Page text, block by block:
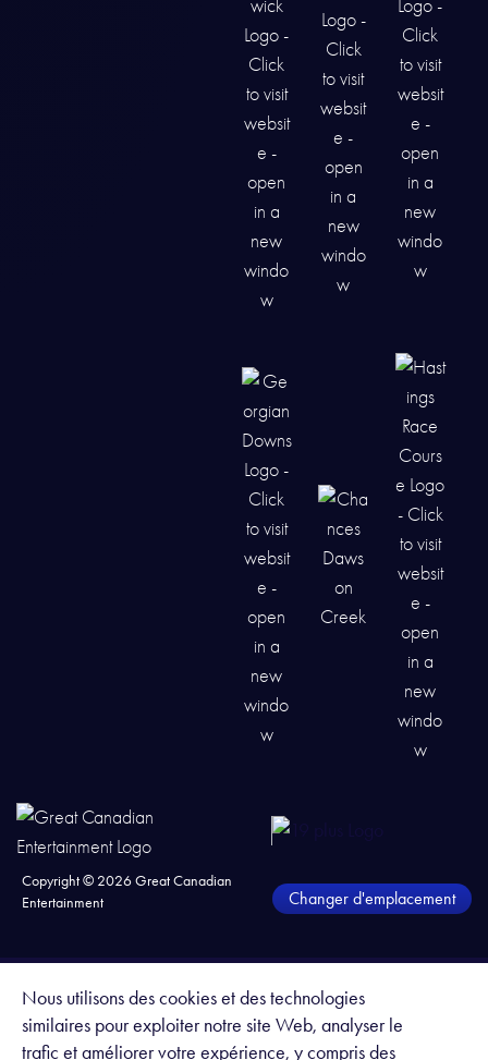
Copyright © 2026Great Canadian
Entertainment
Changer d'emplacement
Nous utilisons des cookies et des technologies
similaires pour exploiter notre site Web, analyser le
trafic et améliorer votre expérience, y compris des